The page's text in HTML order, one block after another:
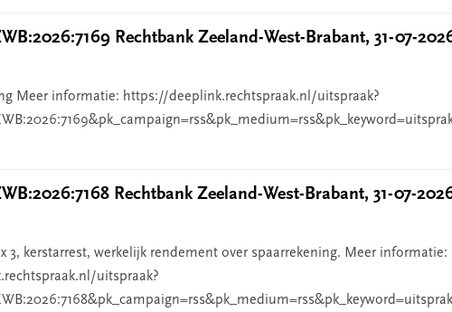
Rechtbank Zeeland-West-Brabant, 31-07-
Meer informatie: https://deeplink.rechtspraak.nl/uitspraak?
Rechtbank Zeeland-West-Brabant, 31-07-
3, kerstarrest, werkelijk rendement over spaarrekening. Meer informatie:
uitspraak?